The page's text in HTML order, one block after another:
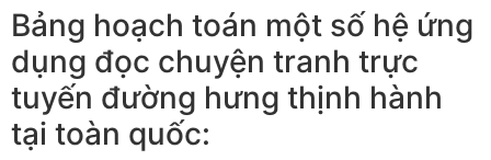
Bảng hoạch toán một số hệ ứng
dụng đọc chuyện tranh trực
tuyến đường hưng thịnh hành
tại toàn quốc: